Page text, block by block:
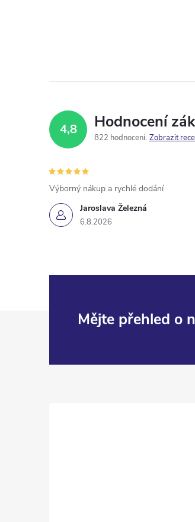
4,8 Hodnocení
822 hodnocení Zobrazit
Jaroslava Železná
6.8.2026
Výborný nákup a rychlé dodání
Mějte přehled o